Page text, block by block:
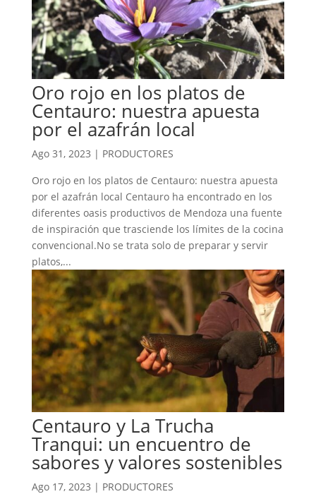
Oro rojo en los platos de
Centauro: nuestra apuesta
por el azafrán local
Ago 31, 2023 | PRODUCTORES
Oro rojo en los platos de Centauro: nuestra apuesta
por el azafrán local Centauro ha encontrado en los
diferentes oasis productivos de Mendoza una fuente
de inspiración que trasciende los límites de la cocina
convencional.No se trata solo de preparar y servir
platos,...
Centauro y La Trucha
Tranqui: un encuentro de
sabores y valores sostenibles
Ago 17, 2023 | PRODUCTORES